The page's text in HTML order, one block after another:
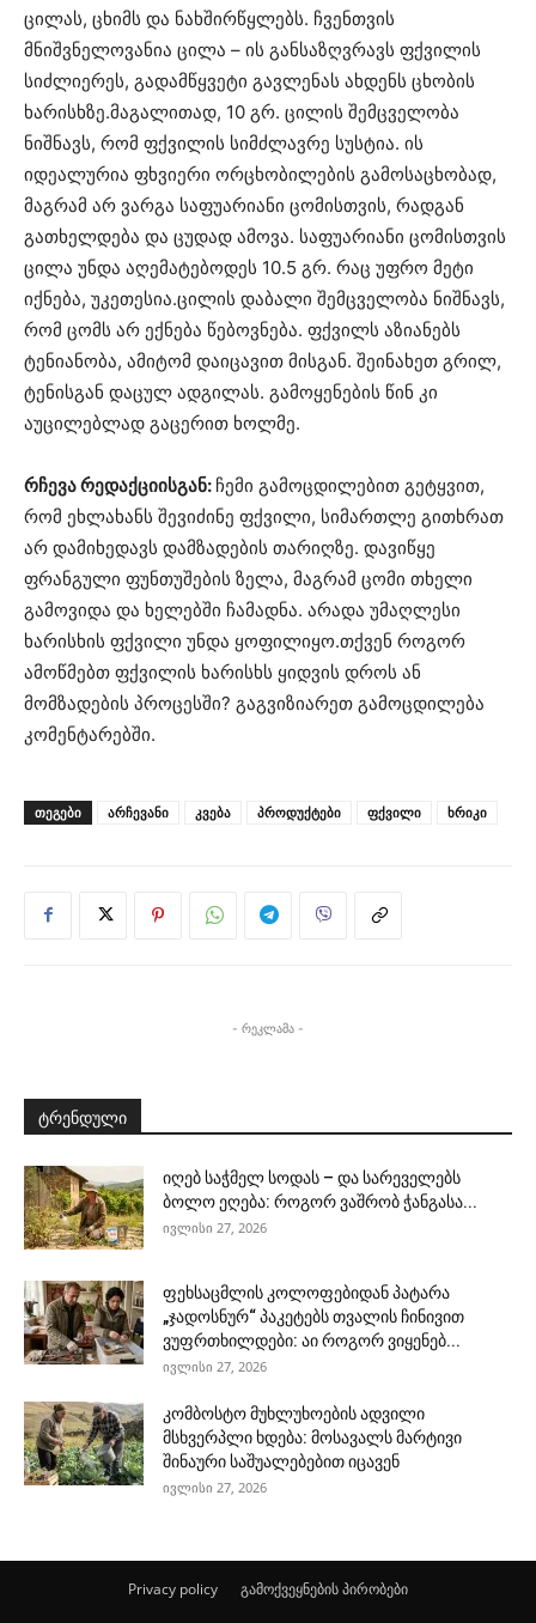
ცილას, ცხიმს და ნახშირწყლებს. ჩვენთვის
მნიშვნელოვანია ცილა – ის განსაზღვრავს ფქვილის
სიძლიერეს, გადამწყვეტი გავლენას ახდენს ცხობის
ხარისხზე.მაგალითად, 10 გრ. ცილის შემცველობა
ნიშნავს, რომ ფქვილის სიმძლავრე სუსტია. ის
იდეალურია ფხვიერი ორცხობილების გამოსაცხობად,
მაგრამ არ ვარგა საფუარიანი ცომისთვის, რადგან
გათხელდება და ცუდად ამოვა. საფუარიანი ცომისთვის
ცილა უნდა აღემატებოდეს 10.5 გრ. რაც უფრო მეტი
იქნება, უკეთესია.ცილის დაბალი შემცველობა ნიშნავს,
რომ ცომს არ ექნება წებოვნება. ფქვილს აზიანებს
ტენიანობა, ამიტომ დაიცავით მისგან. შეინახეთ გრილ,
ტენისგან დაცულ ადგილას. გამოყენების წინ კი
აუცილებლად გაცერით ხოლმე.
რჩევა რედაქციისგან: ჩემი გამოცდილებით გეტყვით,
რომ ეხლახანს შევიძინე ფქვილი, სიმართლე გითხრათ
არ დამიხედავს დამზადების თარიღზე. დავიწყე
ფრანგული ფუნთუშების ზელა, მაგრამ ცომი თხელი
გამოვიდა და ხელებში ჩამადნა. არადა უმაღლესი
ხარისხის ფქვილი უნდა ყოფილიყო.თქვენ როგორ
ამოწმებთ ფქვილის ხარისხს ყიდვის დროს ან
მომზადების პროცესში? გაგვიზიარეთ გამოცდილება
კომენტარებში.
ᲗᲔᲒᲔᲑᲘ არჩევანი კვება პროდუქტები ფქვილი ხრიკი
- რეკლამა -
ტრენდული
იღებ საჭმელ სოდას – და სარეველებს
ბოლო ეღება: როგორ ვაშრობ ჭანგასა...
ივლისი 27, 2026
ფეხსაცმლის კოლოფებიდან პატარა
„ჯადოსნურ“ პაკეტებს თვალის ჩინივით
ვუფრთხილდები: აი როგორ ვიყენებ...
ივლისი 27, 2026
კომბოსტო მუხლუხოების ადვილი
მსხვერპლი ხდება: მოსავალს მარტივი
შინაური საშუალებებით იცავენ
ივლისი 27, 2026
Privacy policy გამოქვეყნების პირობები